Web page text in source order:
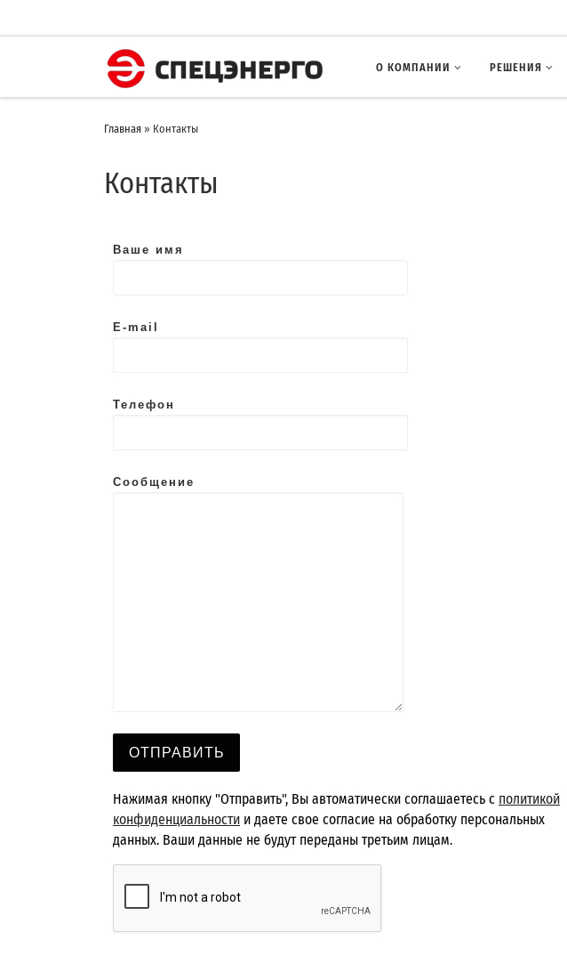
О КОМПАНИИ РЕШЕНИЯ
Главная » Контакты
Контакты
Ваше имя
E-mail
Телефон
Сообщение
Нажимая кнопку "Отправить", Вы автоматически соглашаетесь с политикой
конфиденциальности и даете свое согласие на обработку персональных
данных. Ваши данные не будут переданы третьим лицам.